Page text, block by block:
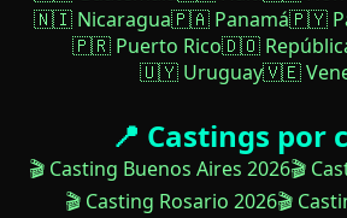
🇳🇮 Nicaragua🇵🇦 Panamá🇵🇾
🇵🇷 Puerto Rico🇩🇴
🇺🇾 Uruguay🇻🇪
📍 Castings por
🎬 Casting Buenos Aires 2026🎬
🎬 Casting Rosario 2026🎬